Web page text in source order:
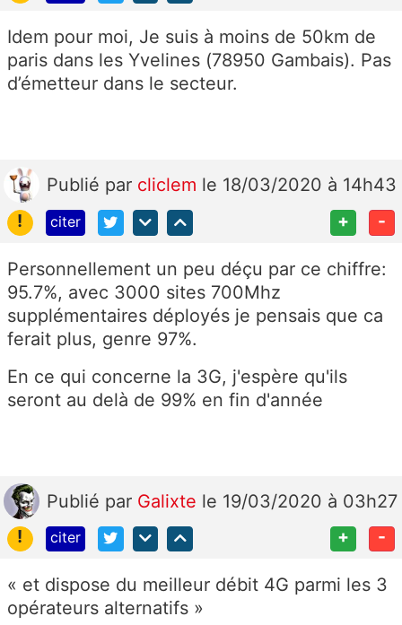
Idem pour moi, Je suis à moins de 50km de
paris dans les Yvelines (78950 Gambais). Pas
d’émetteur dans le secteur.
Publié par cliclem le 18/03/2020 à 14h43
!
citer + -
Personnellement un peu déçu par ce chiffre:
95.7%, avec 3000 sites 700Mhz
supplémentaires déployés je pensais que ca
ferait plus, genre 97%.
En ce qui concerne la 3G, j'espère qu'ils
seront au delà de 99% en fin d'année
Publié par Galixte le 19/03/2020 à 03h27
!
citer + -
« et dispose du meilleur débit 4G parmi les 3
opérateurs alternatifs »